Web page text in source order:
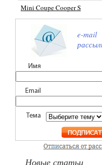
Mini Coupe Cooper S
e-mail
Имя
Email
Тема
Новые статьи